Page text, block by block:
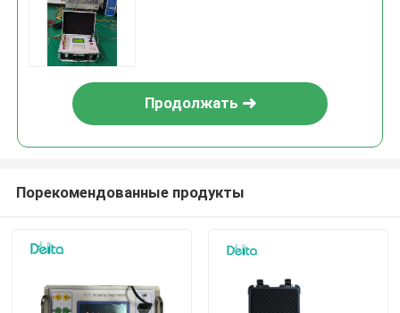
Продолжать
Порекомендованные продукты